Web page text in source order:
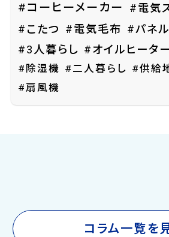
#コーヒーメーカー
#電気
#こたつ
#電気毛布 #パネ
#3人暮らし #オイルヒーター
#除湿機 #二人暮らし #供給
#扇風機
コラム一覧を